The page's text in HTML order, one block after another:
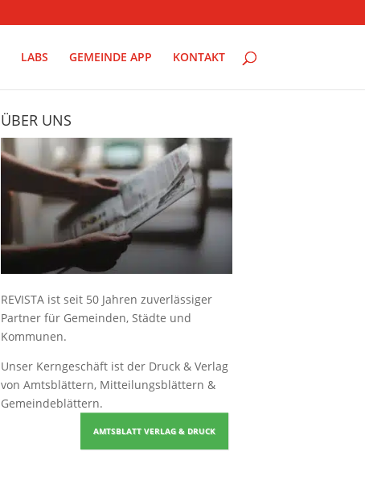
LABS GEMEINDE APP KONTAKT
ÜBER UNS
REVISTA ist seit 50 Jahren zuverlässiger
Partner für Gemeinden, Städte und
Kommunen.
Unser Kerngeschäft ist der Druck & Verlag
von Amtsblättern, Mitteilungsblättern &
Gemeindeblättern.
AMTSBLATT VERLAG & DRUCK